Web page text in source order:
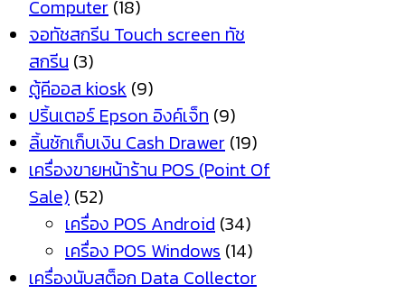
Computer (18)
จอทัชสกรีน Touch screen ทัช
สกรีน (3)
ตู้คีออส kiosk (9)
ปริ้นเตอร์ Epson อิงค์เจ็ท (9)
ลิ้นชักเก็บเงิน Cash Drawer (19)
เครื่องขายหน้าร้าน POS (Point Of
Sale) (52)
เครื่อง POS Android (34)
เครื่อง POS Windows (14)
เครื่องนับสต็อก Data Collector